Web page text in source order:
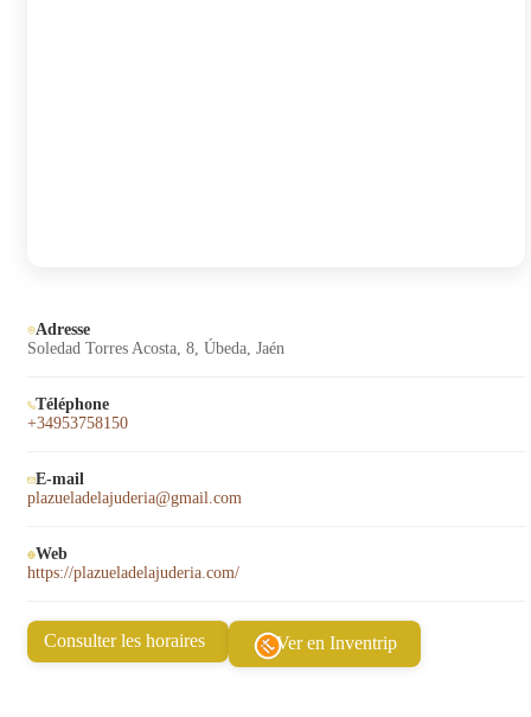
Adresse
Soledad Torres Acosta, 8, Úbeda, Jaén
Téléphone
+34953758150
E-mail
plazueladelajuderia@gmail.com
Web
https://plazueladelajuderia.com/
Consulter les horaires Ver en Inventrip